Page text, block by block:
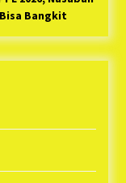
Bangkit